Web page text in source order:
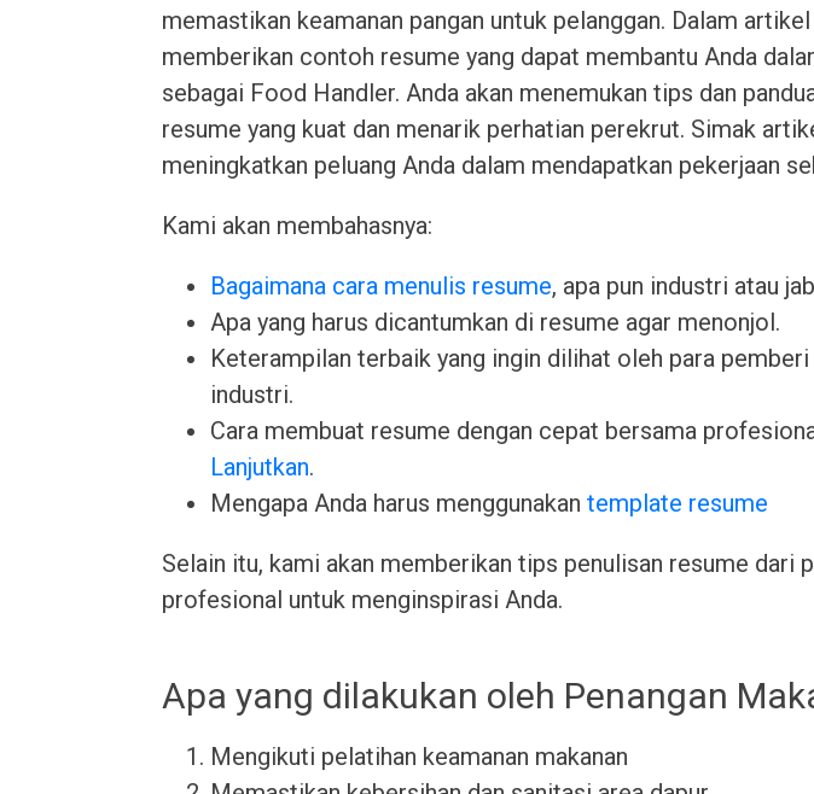
memastikan keamanan pangan untuk pelanggan. Dalam
memberikan contoh resume yang dapat membantu Anda
sebagai Food Handler. Anda akan menemukan tips dan
resume yang kuat dan menarik perhatian perekrut. Simak
meningkatkan peluang Anda dalam mendapatkan pekerjaan
Kami akan membahasnya:
Bagaimana cara menulis resume, apa pun industri atau
Apa yang harus dicantumkan di resume agar menonjol.
Keterampilan terbaik yang ingin dilihat oleh para
industri.
Cara membuat resume dengan cepat bersama
Lanjutkan.
Mengapa Anda harus menggunakantemplate resume
Selain itu, kami akan memberikan tips penulisan resume dari
profesional untuk menginspirasi Anda.
Apa yang dilakukan oleh Penangan
Mengikuti pelatihan keamanan makanan